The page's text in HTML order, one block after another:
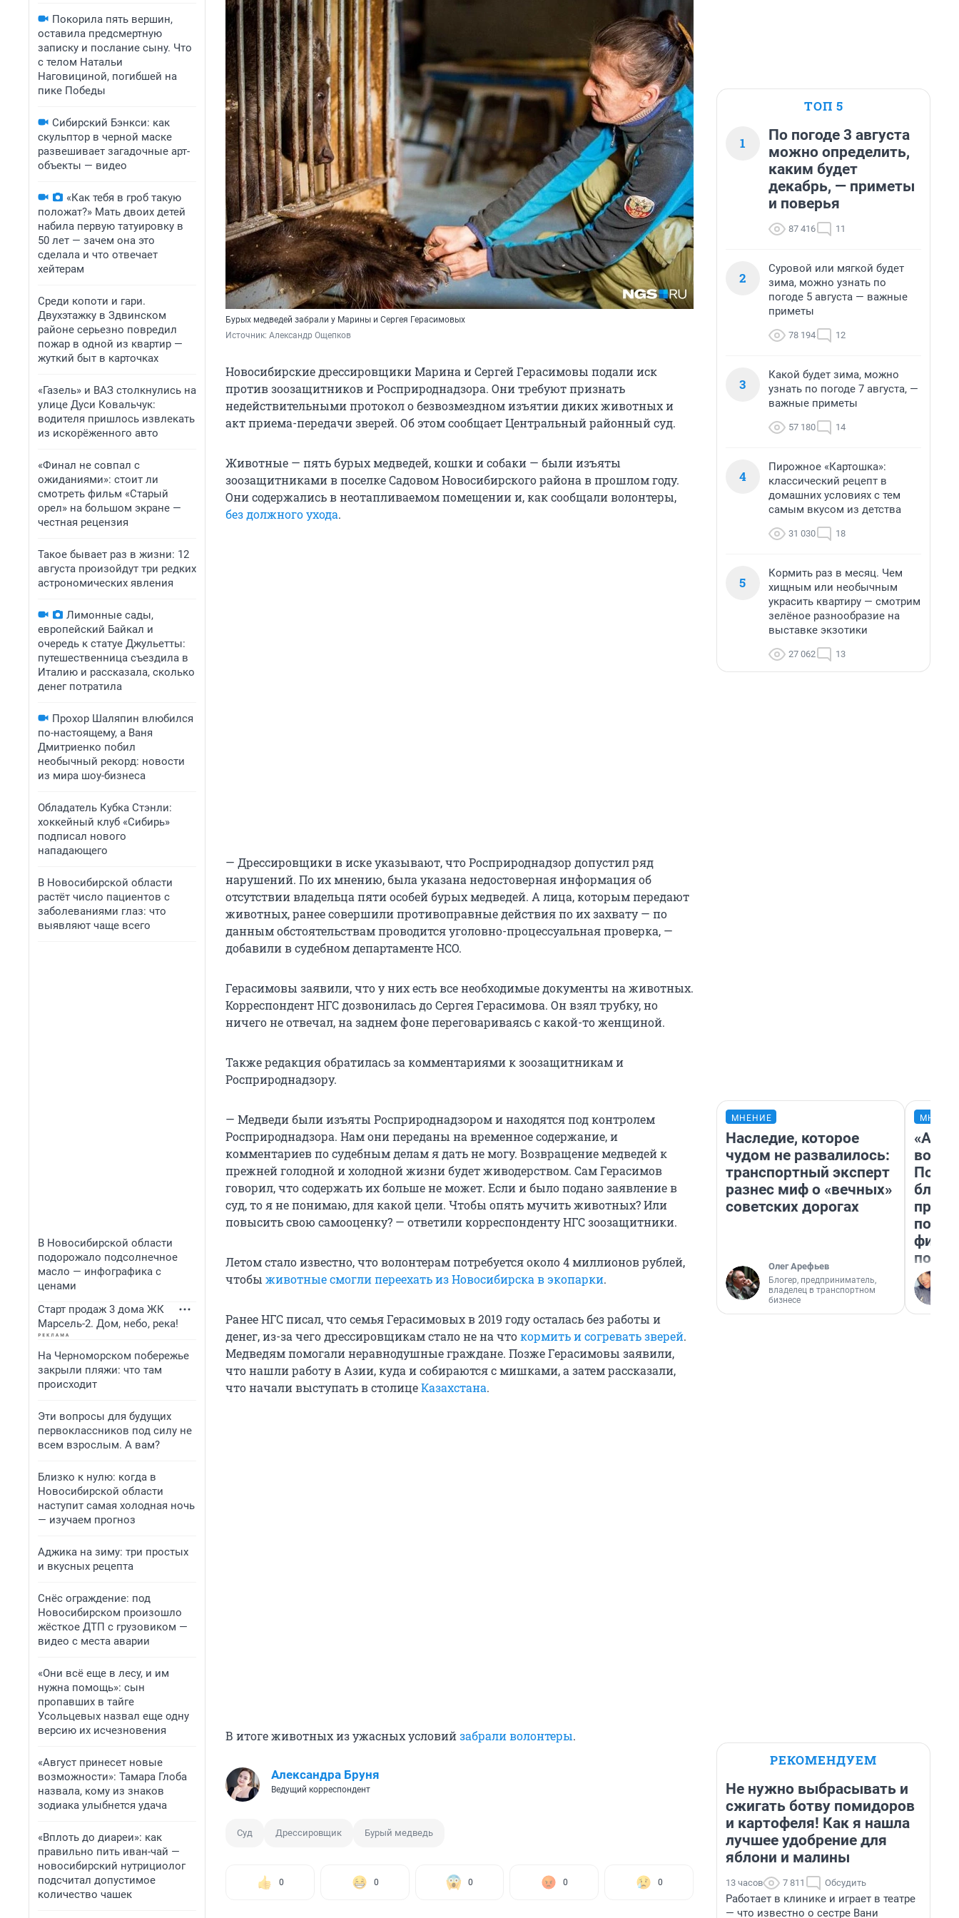
Покорила пять вершин,
оставила предсмертную
записку и послание сыну. Что
с телом Натальи
Наговициной, погибшей на
пике Победы
Сибирский Бэнкси: как
скульптор в черной маске
развешивает загадочные арт-
объекты — видео
«Как тебя в гроб такую
положат?» Мать двоих детей
набила первую татуировку в
50 лет — зачем она это
сделала и что отвечает
хейтерам
Среди копоти и гари.
Двухэтажку в Здвинском
районе серьезно повредил
пожар в одной из квартир —
жуткий быт в карточках
«Газель» и ВАЗ столкнулись на
улице Дуси Ковальчук:
водителя пришлось извлекать
из искорёженного авто
«Финал не совпал с
ожиданиями»: стоит ли
смотреть фильм «Старый
орел» на большом экране —
честная рецензия
Такое бывает раз в жизни: 12
августа произойдут три редких
астрономических явления
Лимонные сады,
европейский Байкал и
очередь к статуе Джульетты:
путешественница съездила в
Италию и рассказала, сколько
денег потратила
Прохор Шаляпин влюбился
по-настоящему, а Ваня
Дмитриенко побил
необычный рекорд: новости
из мира шоу-бизнеса
Обладатель Кубка Стэнли:
хоккейный клуб «Сибирь»
подписал нового
нападающего
В Новосибирской области
растёт число пациентов с
заболеваниями глаз: что
выявляют чаще всего
В Новосибирской области
подорожало подсолнечное
масло — инфографика с
ценами
Старт продаж 3 дома ЖК
Марсель-2. Дом, небо, река!
На Черноморском побережье
закрыли пляжи: что там
происходит
Эти вопросы для будущих
первоклассников под силу не
всем взрослым. А вам?
Близко к нулю: когда в
Новосибирской области
наступит самая холодная ночь
— изучаем прогноз
Аджика на зиму: три простых
и вкусных рецепта
Снёс ограждение: под
Новосибирском произошло
жёсткое ДТП с грузовиком —
видео с места аварии
«Они всё еще в лесу, и им
нужна помощь»: сын
пропавших в тайге
Усольцевых назвал еще одну
версию их исчезновения
«Август принесет новые
возможности»: Тамара Глоба
назвала, кому из знаков
зодиака улыбнется удача
«Вплоть до диареи»: как
правильно пить иван-чай —
новосибирский нутрициолог
подсчитал допустимое
количество чашек
Бурых медведей забрали у Марины и Сергея Герасимовых
Источник: Александр Ощепков
Новосибирские дрессировщики Марина и Сергей Герасимовы подали иск
против зоозащитников и Росприроднадзора. Они требуют признать
недействительными протокол о безвозмездном изъятии диких животных и
акт приема-передачи зверей. Об этом сообщает Центральный районный суд.
Животные — пять бурых медведей, кошки и собаки — были изъяты
зоозащитниками в поселке Садовом Новосибирского района в прошлом году.
Они содержались в неотапливаемом помещении и, как сообщали волонтеры,
без должного ухода.
— Дрессировщики в иске указывают, что Росприроднадзор допустил ряд
нарушений. По их мнению, была указана недостоверная информация об
отсутствии владельца пяти особей бурых медведей. А лица, которым передают
животных, ранее совершили противоправные действия по их захвату — по
данным обстоятельствам проводится уголовно-процессуальная проверка, —
добавили в судебном департаменте НСО.
Герасимовы заявили, что у них есть все необходимые документы на животных.
Корреспондент НГС дозвонилась до Сергея Герасимова. Он взял трубку, но
ничего не отвечал, на заднем фоне переговариваясь с какой-то женщиной.
Также редакция обратилась за комментариями к зоозащитникам и
Росприроднадзору.
— Медведи были изъяты Росприроднадзором и находятся под контролем
Росприроднадзора. Нам они переданы на временное содержание, и
комментариев по судебным делам я дать не могу. Возвращение медведей к
прежней голодной и холодной жизни будет живодерством. Сам Герасимов
говорил, что содержать их больше не может. Если и было подано заявление в
суд, то я не понимаю, для какой цели. Чтобы опять мучить животных? Или
повысить свою самооценку? — ответили корреспонденту НГС зоозащитники.
Летом стало известно, что волонтерам потребуется около 4 миллионов рублей,
чтобы животные смогли переехать из Новосибирска в экопарки.
Ранее НГС писал, что семья Герасимовых в 2019 году осталась без работы и
денег, из-за чего дрессировщикам стало не на чтокормить и согревать зверей.
Медведям помогали неравнодушные граждане. Позже Герасимовы заявили,
что нашли работу в Азии, куда и собираются с мишками, а затем рассказали,
что начали выступать в столицеКазахстана.
В итоге животных из ужасных условийзабрали волонтеры.
Александра Бруня
Ведущий корреспондент
Суд Дрессировщик Бурый медведь
0 0 0 0 0
ТОП 5
1
По погоде 3 августа
можно определить,
каким будет
декабрь, — приметы
и поверья
87 416 11
2
Суровой или мягкой будет
зима, можно узнать по
погоде 5 августа — важные
приметы
78 194 12
3
Какой будет зима, можно
узнать по погоде 7 августа, —
важные приметы
57 180 14
4
Пирожное «Картошка»:
классический рецепт в
домашних условиях с тем
самым вкусом из детства
31 030 18
5
Кормить раз в месяц. Чем
хищным или необычным
украсить квартиру — смотрим
зелёное разнообразие на
выставке экзотики
27 062 13
МНЕНИЕ
Наследие, которое
чудом не развалилось:
транспортный эксперт
разнес миф о «вечных»
советских дорогах
Олег Арефьев
Блогер, предприниматель,
владелец в транспортном
бизнесе
вот
РЕКОМЕНДУЕМ
Не нужно выбрасывать и
сжигать ботву помидоров
и картофеля! Как я нашла
лучшее удобрение для
яблони и малины
13 часов 7 811 Обсудить
Работает в клинике и играет в театре
— что известно о сестре Вани